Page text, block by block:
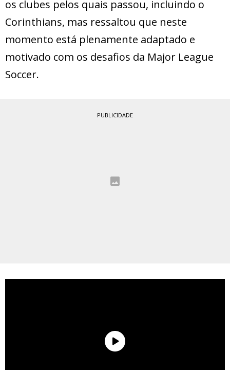
os clubes pelos quais passou, incluindo o
Corinthians, mas ressaltou que neste
momento está plenamente adaptado e
motivado com os desafios da Major League
Soccer.
PUBLICIDADE